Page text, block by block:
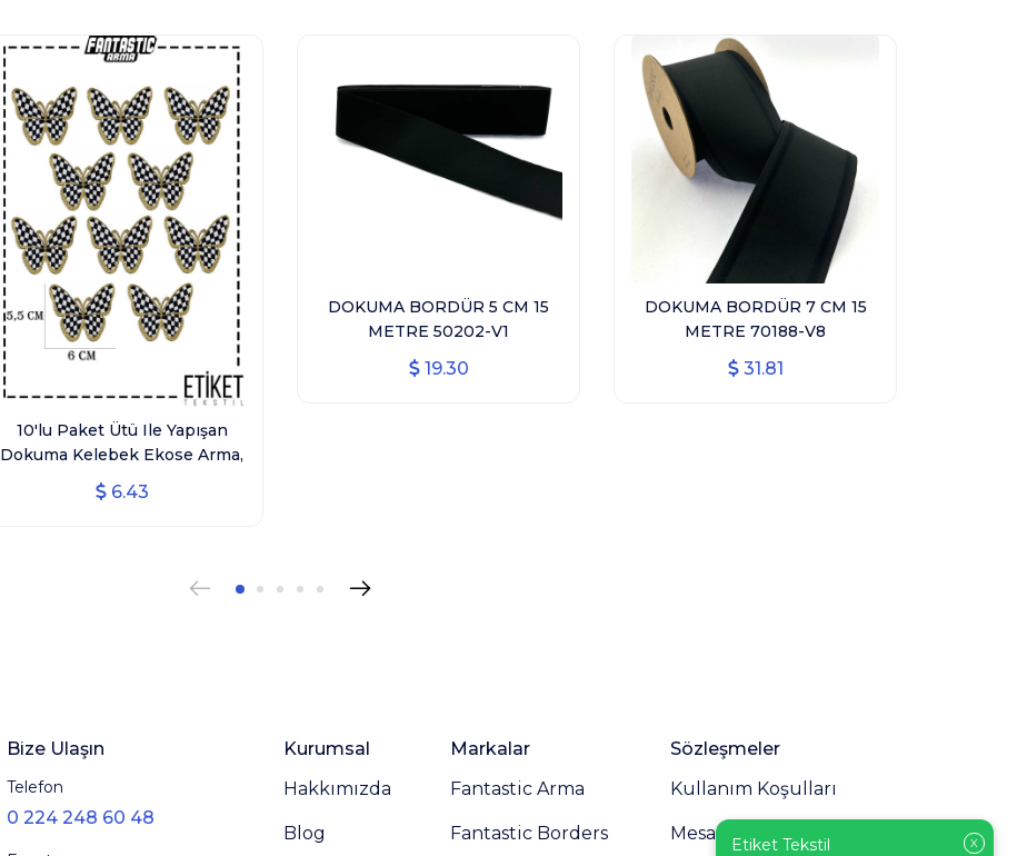
10'lu Paket Ütü Ile Yapışan
Dokuma Kelebek Ekose Arma,
Ev Tekstili, Simli Desen
Kelebek
6.43
DOKUMA BORDÜR 5 CM 15
METRE 50202-V1
19.30
DOKUMA BORDÜR 7 CM 15
METRE 70188-V8
31.81
Bize Ulaşın
Telefon
0 224 248 60 48
Kurumsal
Hakkımızda
Blog
Markalar
Fantastic Arma
Fantastic Borders
Sözleşmeler
Kullanım Koşulları
Mesafeli Satış Sözleşmesi X
Etiket Tekstil